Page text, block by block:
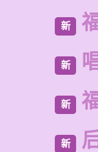
新
新
新
新